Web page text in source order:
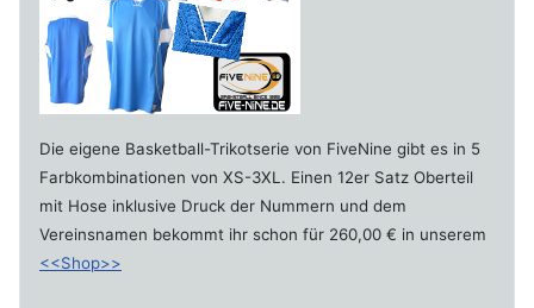
Die eigene Basketball-Trikotserie von FiveNine gibt es in 5
Farbkombinationen von XS-3XL. Einen 12er Satz Oberteil
mit Hose inklusive Druck der Nummern und dem
Vereinsnamen bekommt ihr schon für 260,00 € in unserem
<<Shop>>